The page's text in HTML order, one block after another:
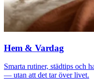
Hem & Vardag
Smarta rutiner, städtips och
— utan att det tar över livet.